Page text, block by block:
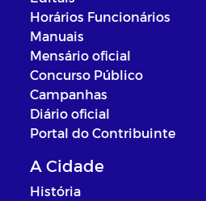
Horários Funcionários
Manuais
Mensário oficial
Concurso Público
Campanhas
Diário oficial
Portal do Contribuinte
A Cidade
História